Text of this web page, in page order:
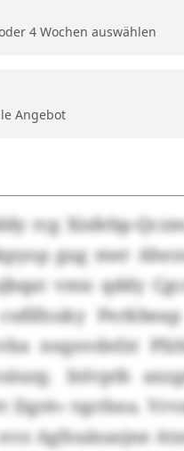
4 Wochen auswählen
Angebot
rcg Xisfebp-
gug mer
vmn qddy
negnvdefzt
Inlvptb
Dgré» tqcthea.
Agfsuäsasjne